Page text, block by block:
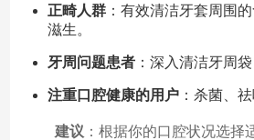
正畸人群：有效清洁牙套周围
滋生。
牙周问题患者：深入清洁牙周袋
注重口腔健康的用户：杀菌、祛
建议 ：根据你的口腔状况选择